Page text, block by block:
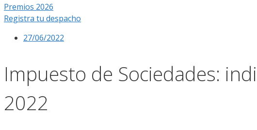
Premios 2026
Registra tu despacho
27/06/2022
Impuesto de Sociedades:
2022